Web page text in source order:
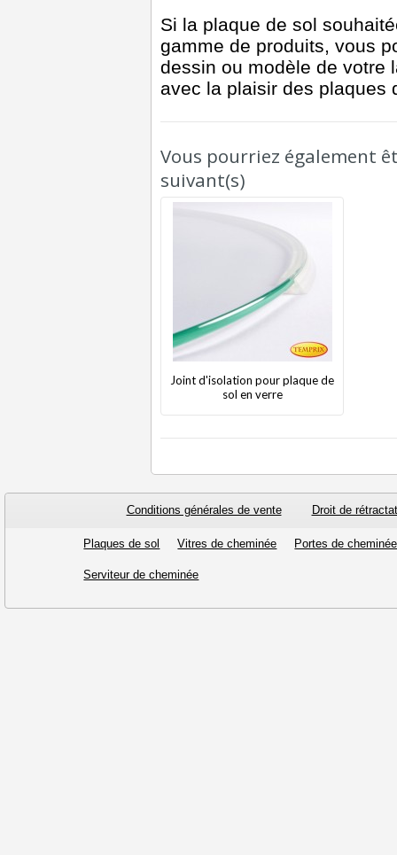
Si la plaque de sol
gamme de produits, vous
dessin ou modèle de votre
avec la plaisir des plaques
Vous pourriez également
suivant(s)
Joint d'isolation pour plaque de
sol en verre
Conditions générales de vente Droit de
Plaques de sol Vitres de cheminée Portes de cheminée
Serviteur de cheminée